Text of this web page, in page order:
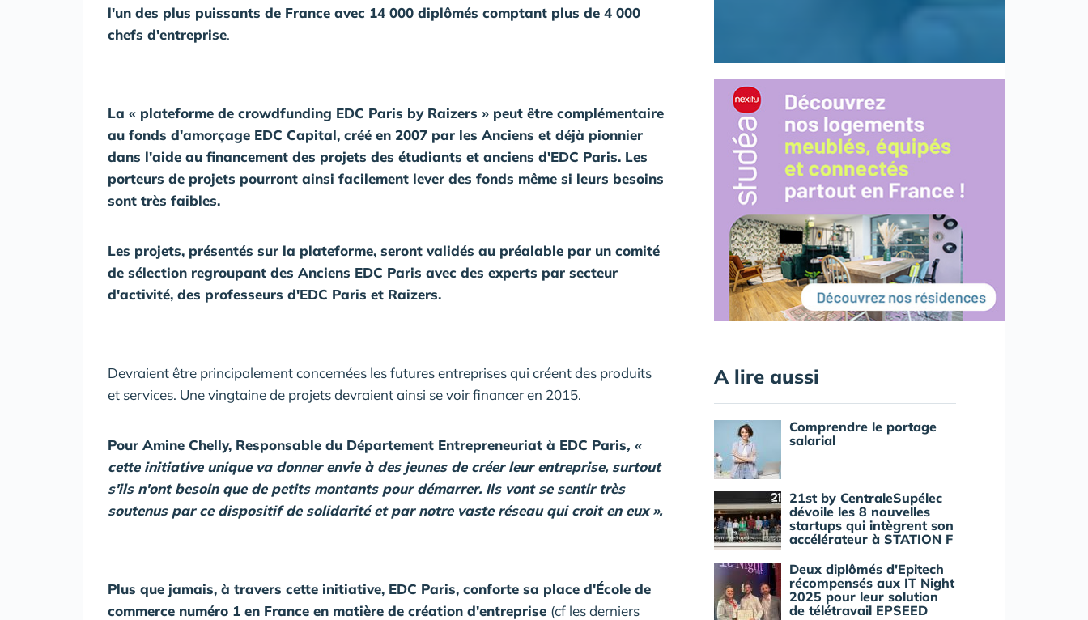
l'un des plus puissants de France avec 14 000 diplômés comptant plus de 4 000
chefs d'entreprise.
La « plateforme de crowdfunding EDC Paris by Raizers » peut être complémentaire
au fonds d'amorçage EDC Capital, créé en 2007 par les Anciens et déjà pionnier
dans l'aide au financement des projets des étudiants et anciens d'EDC Paris. Les
porteurs de projets pourront ainsi facilement lever des fonds même si leurs besoins
sont très faibles.
Les projets, présentés sur la plateforme, seront validés au préalable par un comité
de sélection regroupant des Anciens EDC Paris avec des experts par secteur
d'activité, des professeurs d'EDC Paris et Raizers.
Devraient être principalement concernées les futures entreprises qui créent des produits
et services. Une vingtaine de projets devraient ainsi se voir financer en 2015.
Pour Amine Chelly, Responsable du Département Entrepreneuriat à EDC Paris, «
cette initiative unique va donner envie à des jeunes de créer leur entreprise, surtout
s'ils n'ont besoin que de petits montants pour démarrer. Ils vont se sentir très
soutenus par ce dispositif de solidarité et par notre vaste réseau qui croit en eux ».
Plus que jamais, à travers cette initiative, EDC Paris, conforte sa place d'École de
commerce numéro 1 en France en matière de création d'entreprise (cf les derniers
A lire aussi
Comprendre le portage
salarial
21st by CentraleSupélec
dévoile les 8 nouvelles
startups qui intègrent son
accélérateur à STATION F
Deux diplômés d'Epitech
récompensés aux IT Night
2025 pour leur solution
de télétravail EPSEED